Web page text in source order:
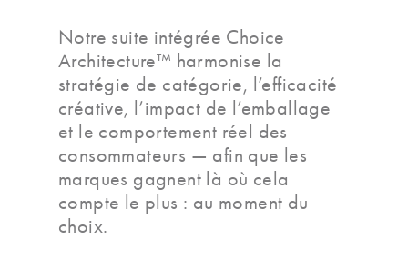
Notre suite intégrée Choice
Architecture™ harmonise la
stratégie de catégorie, l’efficacité
créative, l’impact de l’emballage
et le comportement réel des
consommateurs — afin que les
marques gagnent là où cela
compte le plus : au moment du
choix.